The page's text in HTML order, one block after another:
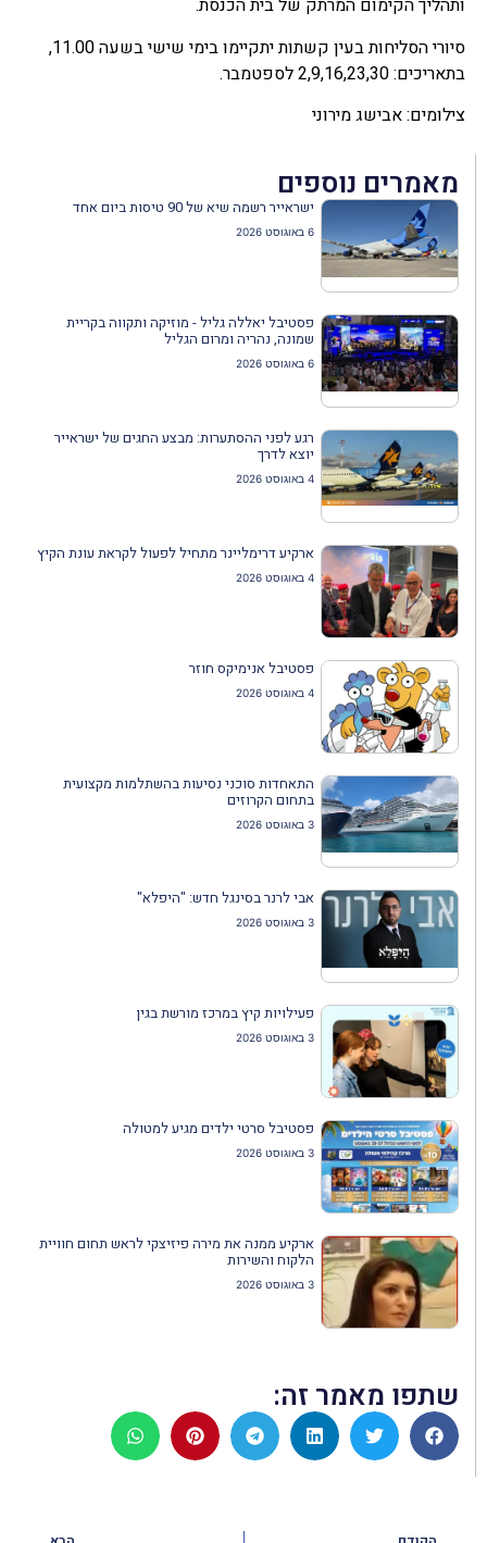
ותהליך הקימום המרתק של בית הכנסת.
סיורי הסליחות בעין קשתות יתקיימו בימי שישי בשעה 11.00,
בתאריכים: 2,9,16,23,30 לספטמבר.
צילומים: אבישג מירוני
מאמרים נוספים
ישראייר רשמה שיא של 90 טיסות ביום אחד
6 באוגוסט 2026
פסטיבל יאללה גליל - מוזיקה ותקווה בקריית
שמונה, נהריה ומרום הגליל
6 באוגוסט 2026
רגע לפני ההסתערות: מבצע החגים של ישראייר
יוצא לדרך
4 באוגוסט 2026
ארקיע דרימליינר מתחיל לפעול לקראת עונת הקיץ
4 באוגוסט 2026
פסטיבל אנימיקס חוזר
4 באוגוסט 2026
התאחדות סוכני נסיעות בהשתלמות מקצועית
בתחום הקרוזים
3 באוגוסט 2026
אבי לרנר בסינגל חדש: "היפלא"
3 באוגוסט 2026
פעילויות קיץ במרכז מורשת בגין
3 באוגוסט 2026
פסטיבל סרטי ילדים מגיע למטולה
3 באוגוסט 2026
ארקיע ממנה את מירה פיזיצקי לראש תחום חוויית
הלקוח והשירות
3 באוגוסט 2026
שתפו מאמר זה: